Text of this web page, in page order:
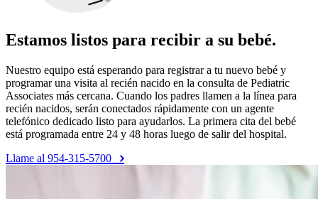
Estamos listos para recibir a su bebé.
Nuestro equipo está esperando para registrar a tu nuevo bebé y
programar una visita al recién nacido en la consulta de Pediatric
Associates más cercana. Cuando los padres llamen a la línea para
recién nacidos, serán conectados rápidamente con un agente
telefónico dedicado listo para ayudarlos. La primera cita del bebé
está programada entre 24 y 48 horas luego de salir del hospital.
Llame al 954-315-5700